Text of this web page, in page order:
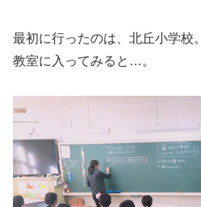
最初に行ったのは、北丘小学校。
教室に入ってみると…。